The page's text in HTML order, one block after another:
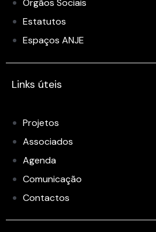
Órgãos Sociais
Estatutos
Espaços ANJE
Links úteis
Projetos
Associados
Agenda
Comunicação
Contactos